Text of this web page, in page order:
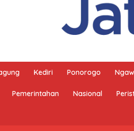
Kediri Ponorogo
Pemerintahan Nasional